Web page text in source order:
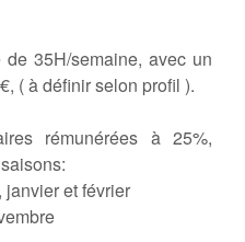
35H/semaine, avec un
( à définir selon profil ).
rémunérées à 25%,
et février